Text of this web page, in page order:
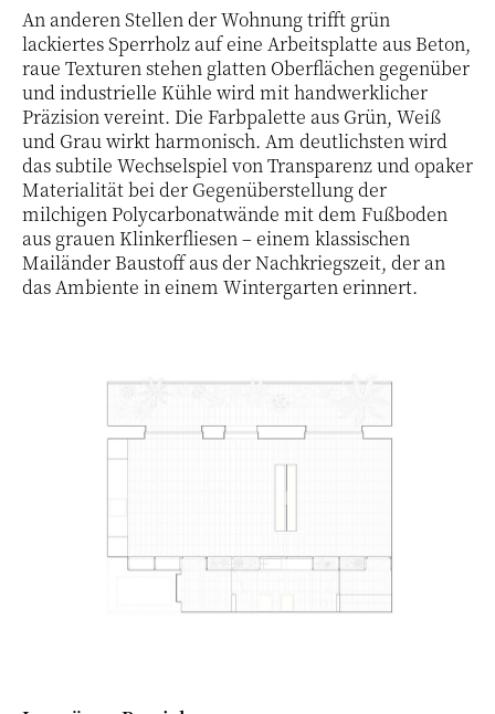
An anderen Stellen der Wohnung trifft grün
lackiertes Sperrholz auf eine Arbeitsplatte aus Beton,
raue Texturen stehen glatten Oberflächen gegenüber
und industrielle Kühle wird mit handwerklicher
Präzision vereint. Die Farbpalette aus Grün, Weiß
und Grau wirkt harmonisch. Am deutlichsten wird
das subtile Wechselspiel von Transparenz und opaker
Materialität bei der Gegenüberstellung der
milchigen Polycarbonatwände mit dem Fußboden
aus grauen Klinkerfliesen – einem klassischen
Mailänder Baustoff aus der Nachkriegszeit, der an
das Ambiente in einem Wintergarten erinnert.